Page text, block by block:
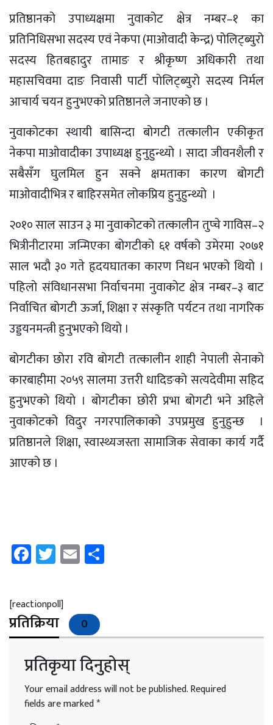
प्रतिष्ठानको उपाध्यक्षमा नुवाकोट क्षेत्र नम्बर–१ का
प्रतिनिधिसभा सदस्य एवं नेकपा (माओवादी केन्द्र) पोलिट्ब्युरो
सदस्य हितबहादुर तामाङ र श्रीकृष्ण अधिकारी तथा
महासचिवमा दाङ निवासी पार्टी पाेलिट्ब्युराे सदस्य निर्मल
आचार्य चयन हुनुभएको प्रतिष्ठानले जनाएको छ ।
नुवाकोटका स्थायी बासिन्दा बोगटी तत्कालीन एकीकृत
नेकपा माओवादीका उपाध्यक्ष हुनुहुन्थ्यो । सादा जीवनशैली र
सबैसँग घुलमिल हुन सक्ने क्षमताका कारण बोगटी
माओवादीभित्र र बाहिरसमेत लोकप्रिय हुनुहुन्थ्यो ।
२०१० साल साउन ३ मा नुवाकोटको तत्कालीन तुप्चे गाविस–२
भित्रीनीटारमा जन्मिएका बोगटीको ६१ वर्षको उमेरमा २०७१
साल भदौ ३० गते हृदयघातका कारण निधन भएको थियो ।
पहिलो संविधानसभा निर्वाचनमा नुवाकोट क्षेत्र नम्बर–३ बाट
निर्वाचित बोगटी ऊर्जा, शिक्षा र संस्कृति पर्यटन तथा नागरिक
उड्डयनमन्त्री हुनुभएको थियाे ।
बोगटीका छोरा रवि बोगटी तत्कालीन शाही नेपाली सेनाको
कारबाहीमा २०५९ सालमा उत्तरी धादिङको सत्यदेवीमा सहिद
हुनुभएको थियाे । बोगटीका छोरी प्रभा बोगटी भने अहिले
नुवाकोटको विदुर नगरपालिकाको उपप्रमुख हुनुहुन्छ ।
प्रतिष्ठानले शिक्षा, स्वास्थ्यजस्ता सामाजिक सेवाका कार्य गर्दै
आएको छ ।
Facebook
Twitter
Email
[reactionpoll]
प्रतिक्रिया 0
प्रतिकृया दिनुहोस्
Your email address will not be published.Required
fields are marked*